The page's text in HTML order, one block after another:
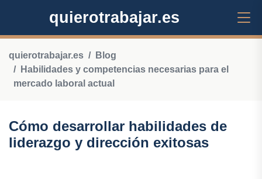
quierotrabajar.es
quierotrabajar.es
Blog
Habilidades y competencias necesarias para el
mercado laboral actual
Cómo desarrollar habilidades de
liderazgo y dirección exitosas